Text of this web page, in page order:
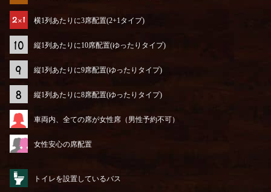
横1列あたりに3席配置(2+1タイプ)
縦1列あたりに10席配置(ゆったりタイプ)
縦1列あたりに9席配置(ゆったりタイプ)
縦1列あたりに8席配置(ゆったりタイプ)
車両内、全ての席が女性席（男性予約不可）
女性安心の席配置
トイレを設置しているバス